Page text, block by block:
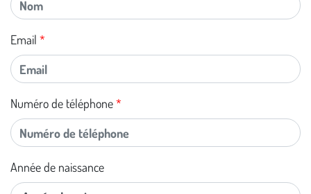
Email
Numéro de téléphone
Année de naissance